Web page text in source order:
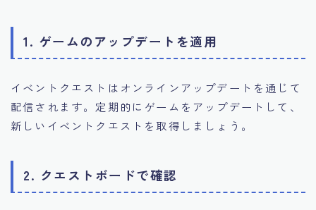
1. ゲームのアップデートを適用
イベントクエストはオンラインアップデートを通じて
配信されます。定期的にゲームをアップデートして、
新しいイベントクエストを取得しましょう。
2. クエストボードで確認